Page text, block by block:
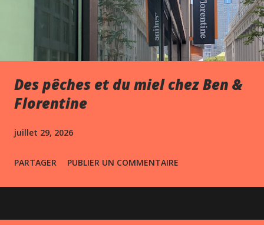
Des pêches et du miel chez Ben &
Florentine
juillet 29, 2026
PARTAGER PUBLIER UN COMMENTAIRE